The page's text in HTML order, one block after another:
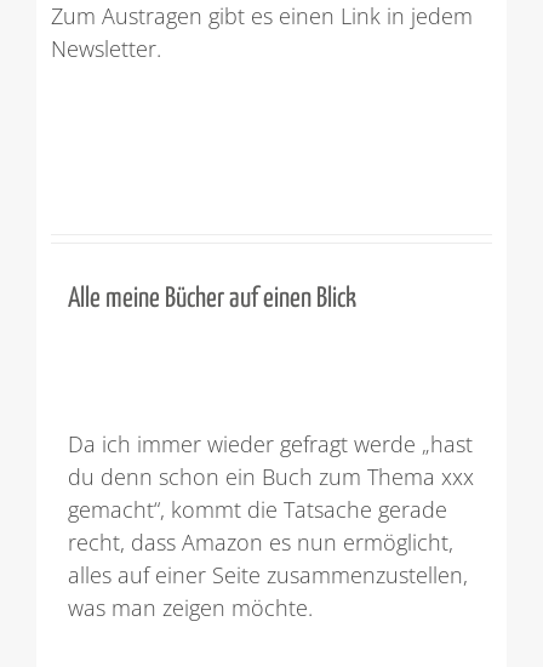
Zum Austragen gibt es einen Link in jedem
Newsletter.
Alle meine Bücher auf einen Blick
Da ich immer wieder gefragt werde „hast
du denn schon ein Buch zum Thema xxx
gemacht“, kommt die Tatsache gerade
recht, dass Amazon es nun ermöglicht,
alles auf einer Seite zusammenzustellen,
was man zeigen möchte.